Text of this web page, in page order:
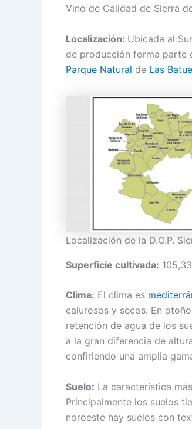
Vino de Calidad de Sierra
Localización: Ubicada al
de producción forma parte
Parque Natural de Las
Localización de la D.O.P.
Superficie cultivada:
Clima: El clima es
calurosos y secos. En
retención de agua de los
a la gran diferencia de
confiriendo una amplia
Suelo: La característica
Principalmente los suelos
noroeste hay suelos con